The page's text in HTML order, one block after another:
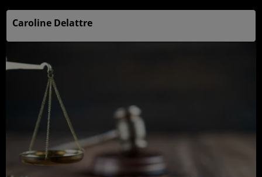
Caroline Delattre